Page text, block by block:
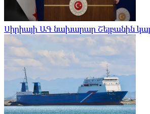
Սիրիայի ԱԳ նախարար Շեյբանին